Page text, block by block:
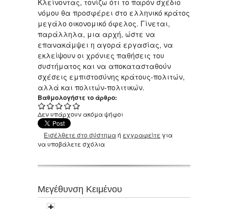
νόμου θα προσφέρει στο ελληνικό κράτος
μεγάλο οικονομικό όφελος. Γίνεται,
παράλληλα, μια αρχή, ώστε να
επανακάμψει η αγορά εργασίας, να
εκλείψουν οι χρόνιες παθήσεις του
συστήματος και να αποκατασταθούν
σχέσεις εμπιστοσύνης κράτους-πολιτών,
αλλά και πολιτών-πολιτικών.
Βαθμολογήστε το άρθρο:
Δεν υπάρχουν ακόμα ψήφοι
Εισέλθετε στο σύστημαή εγγραφείτε για
να υποβάλετε σχόλια
Μεγέθυνση Κειμένου